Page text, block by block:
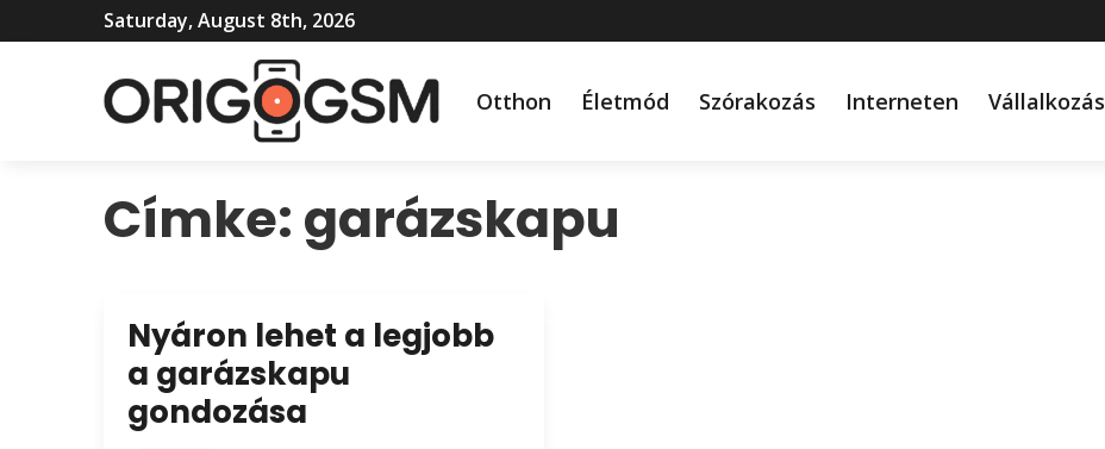
Saturday, August 8th, 2026
Otthon Életmód Szórakozás Interneten Vállalkozás
Címke: garázskapu
Nyáron lehet a legjobb
a garázskapu
gondozása